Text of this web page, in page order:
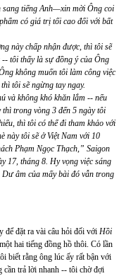
sang tiếng Anh—xin mời Ông coi
có giá trị tối cao đối với bất
này chấp nhận được, thì tôi sẽ
-- tôi thấy là sự đồng ý của Ông
không muốn tôi làm công việc
thì tôi sẽ ngừng tay ngay.
và không khó khăn lắm -- nếu
trong vòng 3 đến 5 ngày tôi
thì tôi có thể đi tham khảo với
này tôi sẽ ở Việt Nam với 10
Phạm Ngọc Thạch,” Saigon
17, tháng 8. Hy vọng việc sáng
âm của mấy bài đó vẫn trong
đặt ra vài câu hỏi đối với Hồi
hai tiếng đồng hồ thôi. Có lần
biết rằng ông lúc ấy rất bận với
cần trả lời nhanh -- tôi chờ đợi